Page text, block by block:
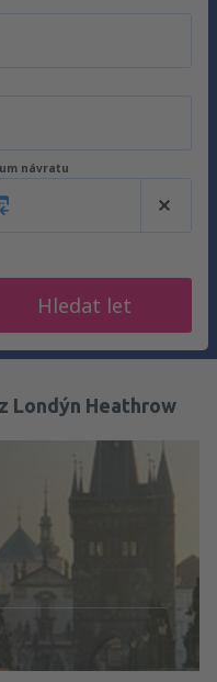
návratu
Hledat let
Londýn Heathrow